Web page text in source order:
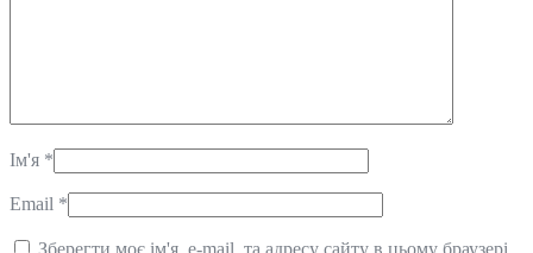
Ім'я *
Email *
Зберегти моє ім'я, e-mail, та адресу сайту в цьому браузері